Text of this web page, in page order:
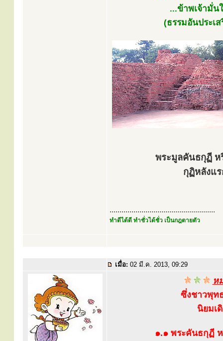
...ข้าพเจ้ามั่น
(ธรรมอันประเ
พระมูลคันธกุฏี ห
กุฏิหลังแ
.....................................................
ทำดีได้ดี ทำชั่วได้ชั่ว เป็นกฎตายตัว
เมื่อ: 02 มี.ค. 2013, 09:29
ห
ซึ่งชาวพุท
นิยมเ
๑.๑ พระคันธกุฏี